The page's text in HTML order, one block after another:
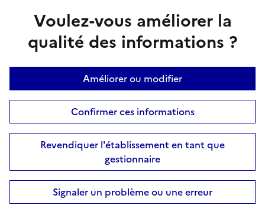
Voulez-vous améliorer la
qualité des informations ?
Améliorer ou modifier
Confirmer ces informations
Revendiquer l'établissement en tant que
gestionnaire
Signaler un problème ou une erreur